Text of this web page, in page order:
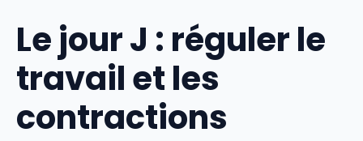
Le jour J : réguler le
travail et les
contractions